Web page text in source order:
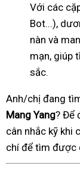
Với các
Bot...),
nàn và
mạn, giúp
sắc.
Anh/chị đang
Mang Yang? Để
cân nhắc kỹ khi
chí để tìm được